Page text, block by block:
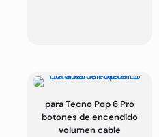
para Tecno Pop 6 Pro
botones de encendido
volumen cable